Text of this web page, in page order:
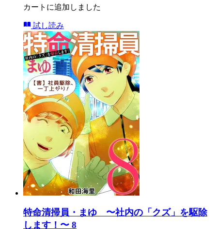
カートに追加しました
試し読み
特命清掃員・まゆ 〜社内の「クズ」を駆除
します！〜 8